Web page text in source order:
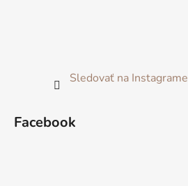
Sledovať na Instagrame
Facebook